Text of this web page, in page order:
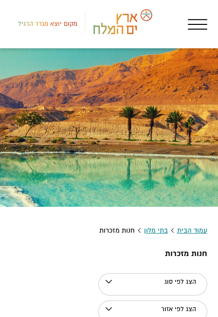
מקום יוצא מגדר הרגיל
עמוד הבית בתי מלון חנות מזכרות
חנות מזכרות
הצג לפי סוג
הצג לפי אזור